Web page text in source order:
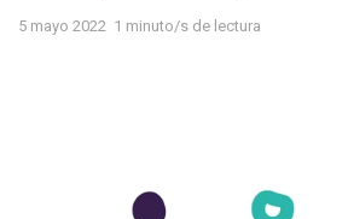
5 mayo 2022 1 minuto/s de lectura